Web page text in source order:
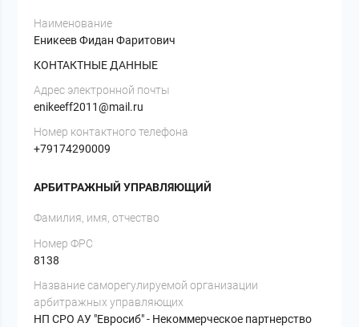
Наименование
Еникеев Фидан Фаритович
КОНТАКТНЫЕ ДАННЫЕ
Адрес электронной почты
enikeeff2011@mail.ru
Номер контактного телефона
+79174290009
АРБИТРАЖНЫЙ УПРАВЛЯЮЩИЙ
Фамилия, имя, отчество
Номер ФРС
8138
Название саморегулируемой организации
арбитражных управляющих
НП СРО АУ "Евросиб" - Некоммерческое партнерство